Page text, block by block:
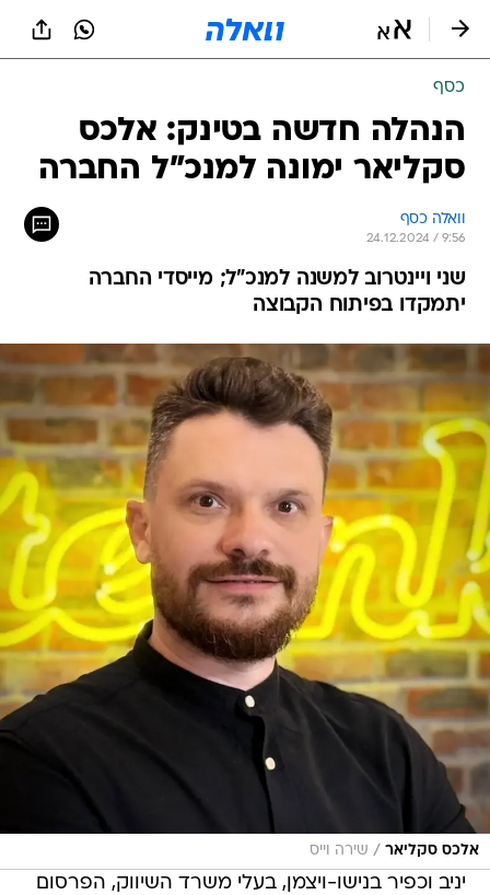
כסף
הנהלה חדשה בטינק: אלכס
סקליאר ימונה למנכ"ל החברה
וואלה כסף
24.12.2024 / 9:56
שני ויינטרוב למשנה למנכ"ל; מייסדי החברה
יתמקדו בפיתוח הקבוצה
אלכס סקליאר / שירה וייס
יניב וכפיר בנישו-ויצמן, בעלי משרד השיווק, הפרסום